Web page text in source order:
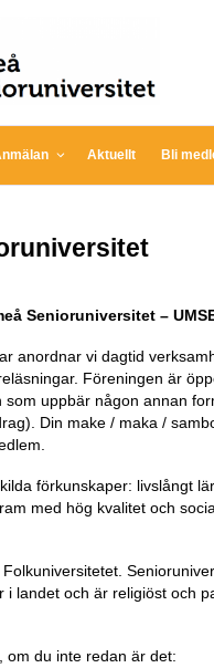
Aktuellt Bli
Senioruniversitet –
anordnar vi dagtid
Föreningen är
som uppbär någon annan
Din make / maka /
förkunskaper: livslångt
med hög kvalitet och
i landet och är religiöst och
om du inte redan är det: